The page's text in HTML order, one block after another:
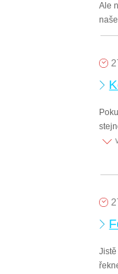
Ale